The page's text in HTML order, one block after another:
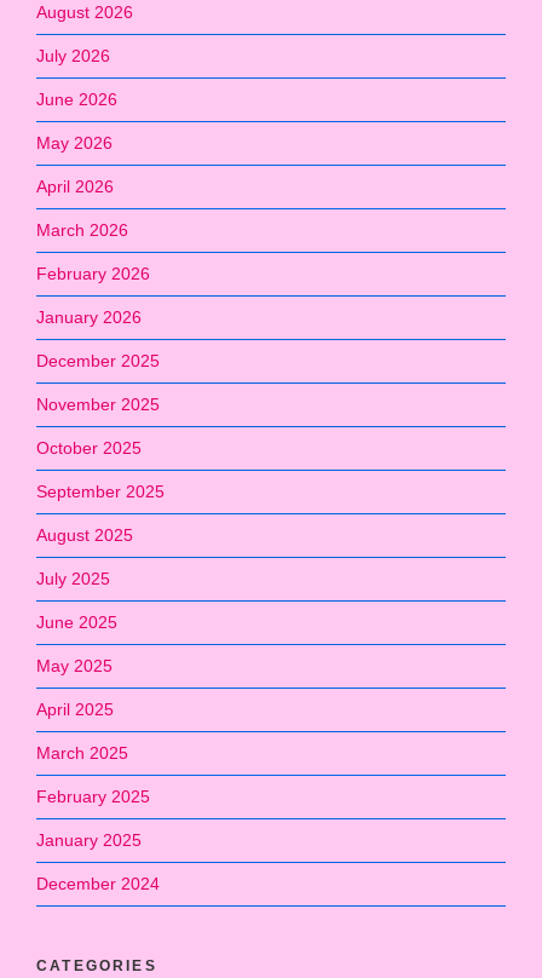
August 2026
July 2026
June 2026
May 2026
April 2026
March 2026
February 2026
January 2026
December 2025
November 2025
October 2025
September 2025
August 2025
July 2025
June 2025
May 2025
April 2025
March 2025
February 2025
January 2025
December 2024
CATEGORIES